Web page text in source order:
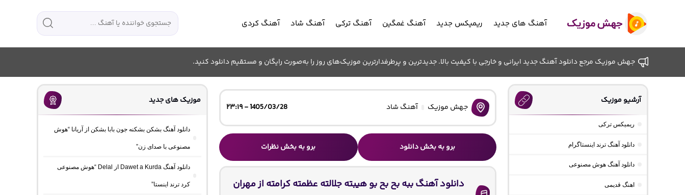
آهنگ های جدید ریمیکس جدید آهنگ غمگین آهنگ ترکی آهنگ شاد آهنگ کردی
جهش موزیک مرجع دانلود آهنگ جدید ایرانی و خارجی با کیفیت بالا. جدیدترین و پرطرفدارترین موزیک‌های روز را به‌صورت رایگان و مستقیم دانلود کنید.
جهش موزیک آهنگ شاد 1405/03/28 - ۲۳:۱۹
برو به بخش دانلود برو به بخش نظرات
دانلود آهنگ ببه بح بح بو هیبته جلالته عظمته کرامته از مهران
آرشیو موزیک
ریمیکس ترکی
دانلود آهنگ ترند اینستاگرام
دانلود آهنگ هوش مصنوعی
اهنگ قدیمی
موزیک های جدید
دانلود آهنگ بشکن بشکنه جون بابا بشکن از آریانا “هوش
مصنوعی با صدای زن”
دانلود آهنگ Dawet a Kurda از Delal “هوش مصنوعی
کرد ترند اینستا”